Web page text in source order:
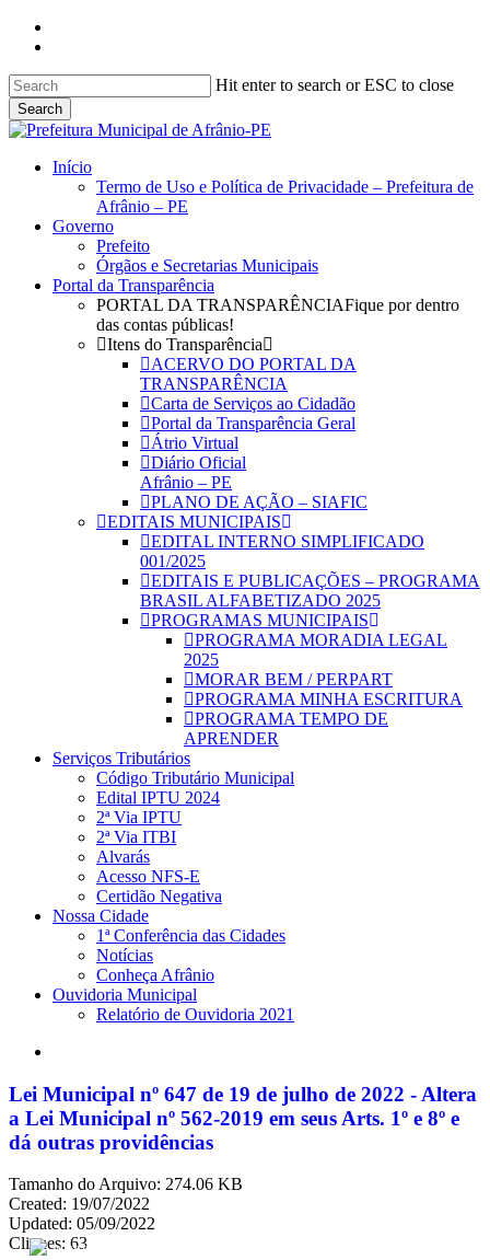
Skip
content
ACESSO À INFORMAÇÃO
Hit enter to search or ESC to close
Search
Close
search
Menu
Início
Termo de Uso e Política de Privacidade – Prefeitura de
Afrânio – PE
Governo
Prefeito
Órgãos e Secretarias Municipais
Portal da Transparência
PORTAL DA TRANSPARÊNCIAFique por dentro
das contas públicas!
Itens do Transparência
ACERVO DO PORTAL DA
TRANSPARÊNCIA
Carta de Serviços ao Cidadão
Portal da Transparência Geral
Átrio Virtual
Diário Oficial
Afrânio – PE
PLANO DE AÇÃO – SIAFIC
EDITAIS MUNICIPAIS
EDITAL INTERNO SIMPLIFICADO
001/2025
EDITAIS E PUBLICAÇÕES – PROGRAMA
BRASIL ALFABETIZADO 2025
PROGRAMAS MUNICIPAIS
PROGRAMA MORADIA LEGAL
2025
MORAR BEM / PERPART
PROGRAMA MINHA ESCRITURA
PROGRAMA TEMPO DE
APRENDER
Serviços Tributários
Código Tributário Municipal
Edital IPTU 2024
2ª Via IPTU
2ª Via ITBI
Alvarás
Acesso NFS-E
Certidão Negativa
Nossa Cidade
1ª Conferência das Cidades
Notícias
Conheça Afrânio
Ouvidoria Municipal
Relatório de Ouvidoria 2021
Lei Municipal nº 647 de 19 de julho de 2022 - Altera
a Lei Municipal nº 562-2019 em seus Arts. 1º e 8º e
dá outras providências
Tamanho do Arquivo: 274.06 KB
Created: 19/07/2022
Updated: 05/09/2022
Cliques: 63